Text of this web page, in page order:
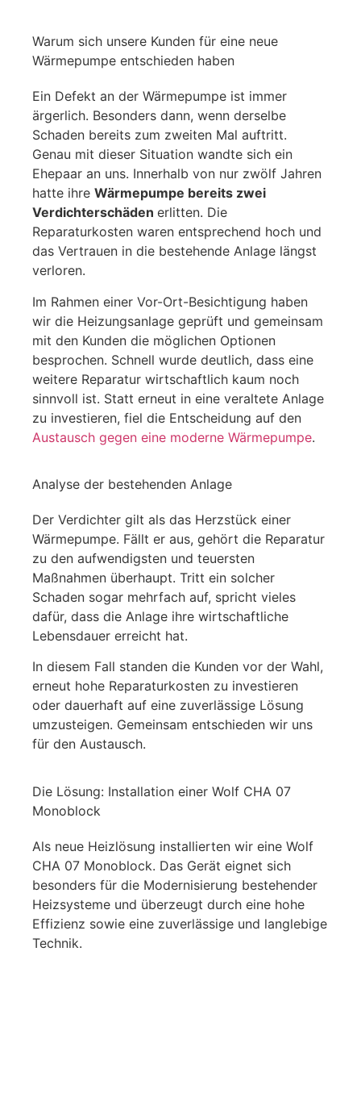
Warum sich unsere Kunden für eine neue
Wärmepumpe entschieden haben
Ein Defekt an der Wärmepumpe ist immer
ärgerlich. Besonders dann, wenn derselbe
Schaden bereits zum zweiten Mal auftritt.
Genau mit dieser Situation wandte sich ein
Ehepaar an uns. Innerhalb von nur zwölf Jahren
hatte ihre Wärmepumpe bereits zwei
Verdichterschäden erlitten. Die
Reparaturkosten waren entsprechend hoch und
das Vertrauen in die bestehende Anlage längst
verloren.
Im Rahmen einer Vor-Ort-Besichtigung haben
wir die Heizungsanlage geprüft und gemeinsam
mit den Kunden die möglichen Optionen
besprochen. Schnell wurde deutlich, dass eine
weitere Reparatur wirtschaftlich kaum noch
sinnvoll ist. Statt erneut in eine veraltete Anlage
zu investieren, fiel die Entscheidung auf den
Austausch gegen eine moderne Wärmepumpe.
Analyse der bestehenden Anlage
Der Verdichter gilt als das Herzstück einer
Wärmepumpe. Fällt er aus, gehört die Reparatur
zu den aufwendigsten und teuersten
Maßnahmen überhaupt. Tritt ein solcher
Schaden sogar mehrfach auf, spricht vieles
dafür, dass die Anlage ihre wirtschaftliche
Lebensdauer erreicht hat.
In diesem Fall standen die Kunden vor der Wahl,
erneut hohe Reparaturkosten zu investieren
oder dauerhaft auf eine zuverlässige Lösung
umzusteigen. Gemeinsam entschieden wir uns
für den Austausch.
Die Lösung: Installation einer Wolf CHA 07
Monoblock
Als neue Heizlösung installierten wir eine Wolf
CHA 07 Monoblock. Das Gerät eignet sich
besonders für die Modernisierung bestehender
Heizsysteme und überzeugt durch eine hohe
Effizienz sowie eine zuverlässige und langlebige
Technik.